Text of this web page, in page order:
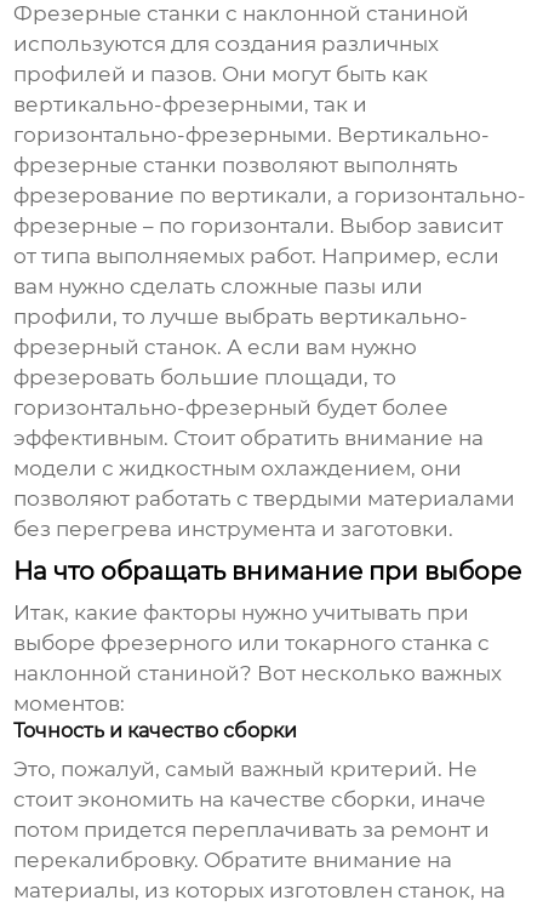
Фрезерные станки с наклонной станиной
используются для создания различных
профилей и пазов. Они могут быть как
вертикально-фрезерными, так и
горизонтально-фрезерными. Вертикально-
фрезерные станки позволяют выполнять
фрезерование по вертикали, а горизонтально-
фрезерные – по горизонтали. Выбор зависит
от типа выполняемых работ. Например, если
вам нужно сделать сложные пазы или
профили, то лучше выбрать вертикально-
фрезерный станок. А если вам нужно
фрезеровать большие площади, то
горизонтально-фрезерный будет более
эффективным. Стоит обратить внимание на
модели с жидкостным охлаждением, они
позволяют работать с твердыми материалами
без перегрева инструмента и заготовки.
На что обращать внимание при выборе
Итак, какие факторы нужно учитывать при
выборе фрезерного или токарного станка с
наклонной станиной? Вот несколько важных
моментов:
Точность и качество сборки
Это, пожалуй, самый важный критерий. Не
стоит экономить на качестве сборки, иначе
потом придется переплачивать за ремонт и
перекалибровку. Обратите внимание на
материалы, из которых изготовлен станок, на